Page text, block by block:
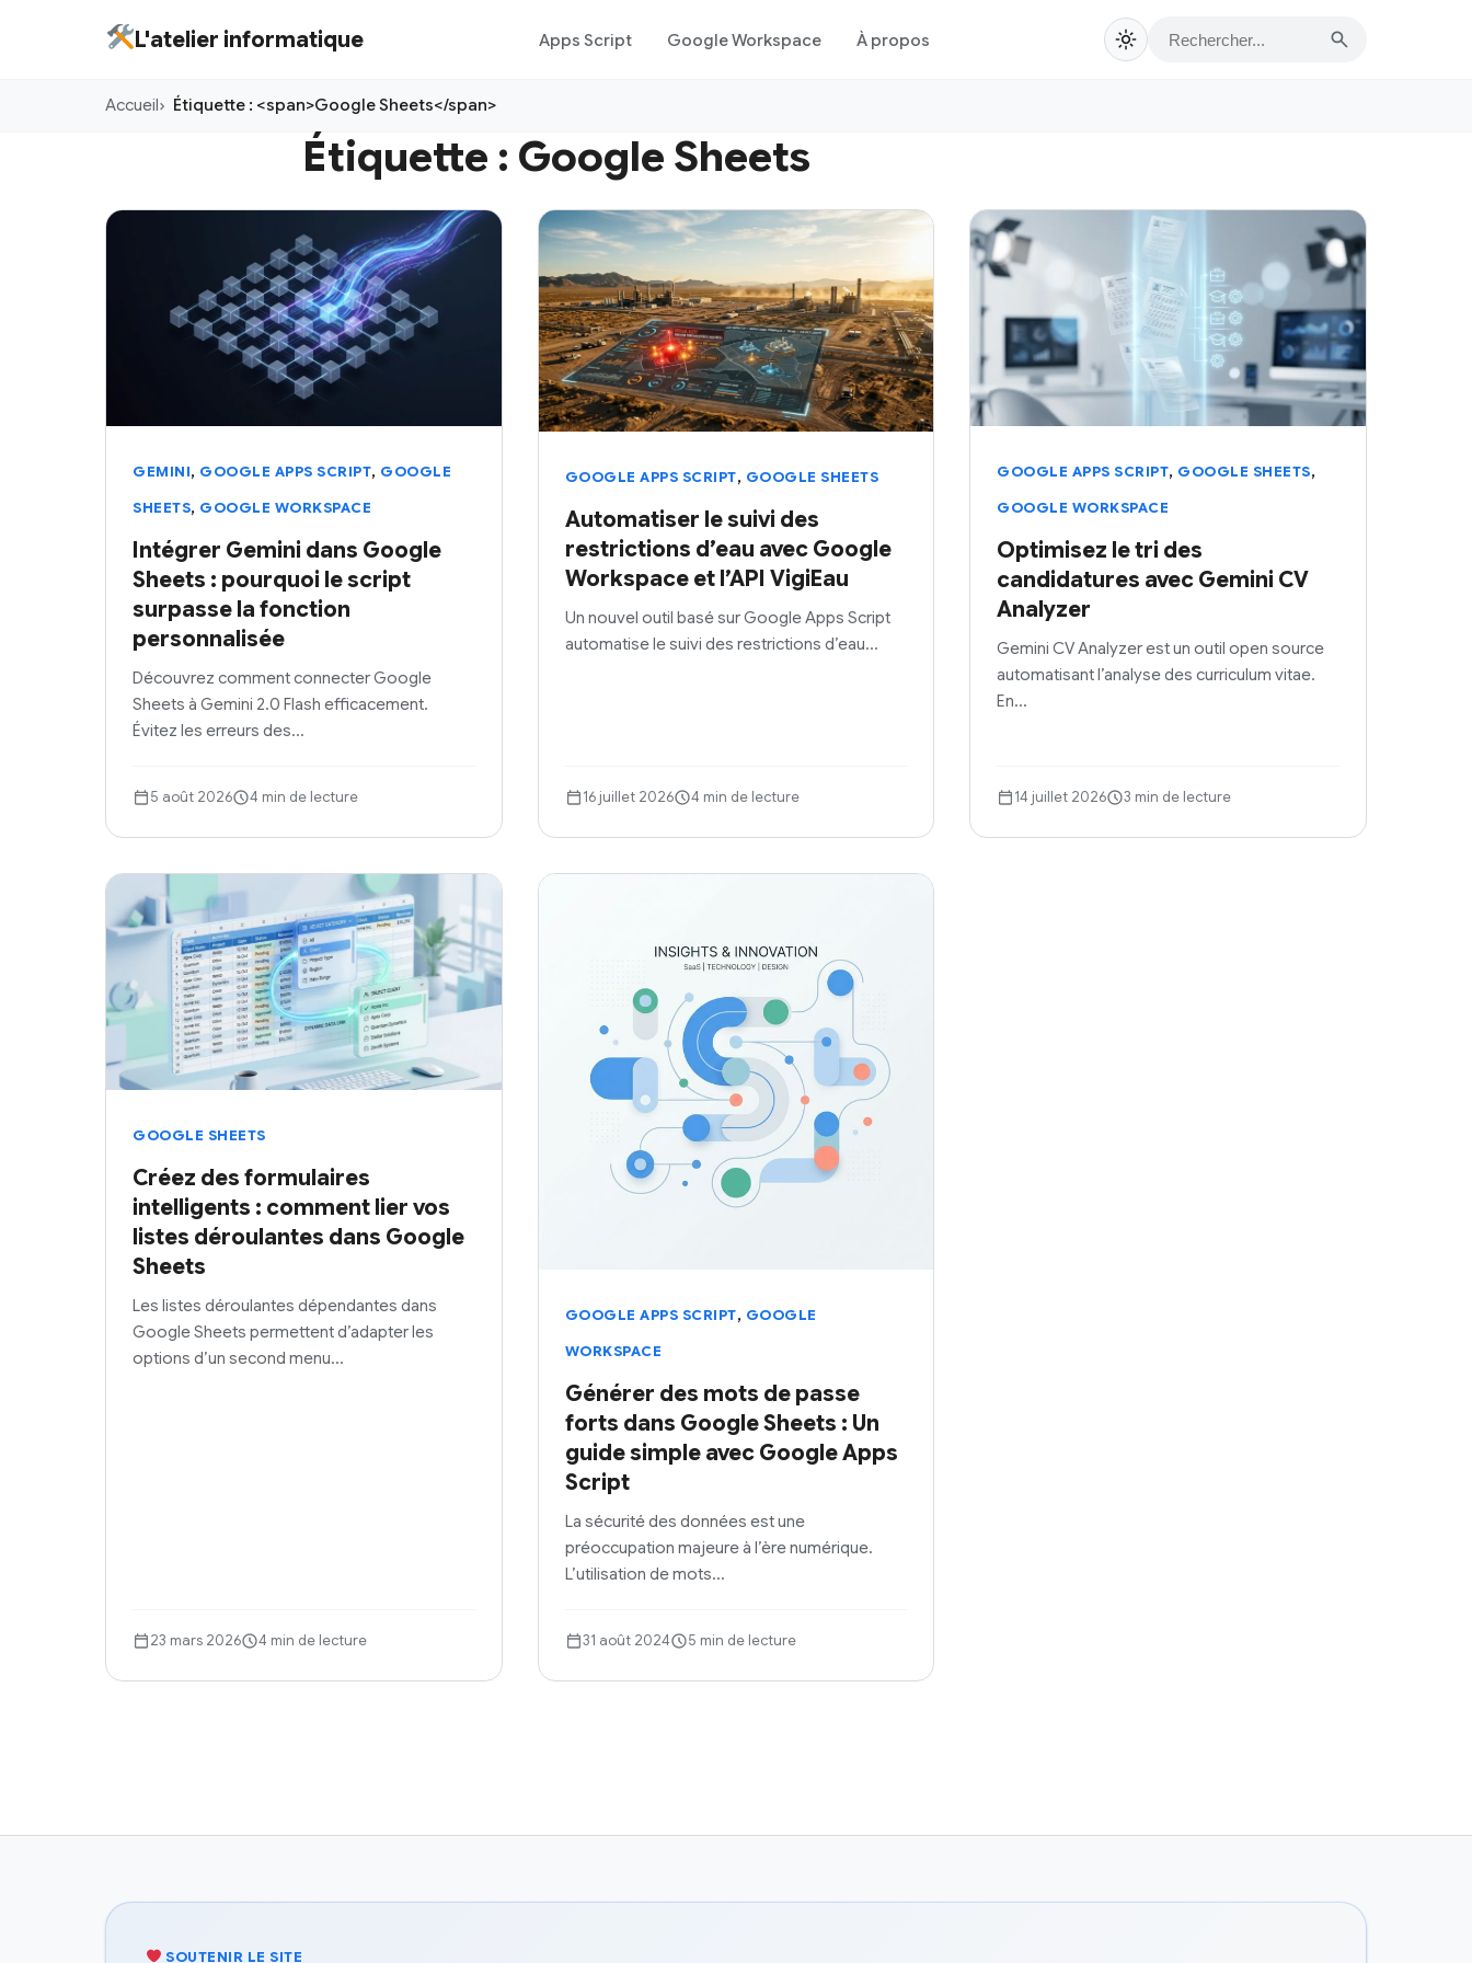
L'atelier informatique Apps Script Google Workspace À propos
Accueil Étiquette : <span>Google Sheets</span>
Étiquette : Google Sheets
GEMINI, GOOGLE APPS SCRIPT, GOOGLE
SHEETS, GOOGLE WORKSPACE
Intégrer Gemini dans Google
Sheets : pourquoi le script
surpasse la fonction
personnalisée
Découvrez comment connecter Google
Sheets à Gemini 2.0 Flash efficacement.
Évitez les erreurs des…
5 août 2026 4 min de lecture
GOOGLE APPS SCRIPT, GOOGLE SHEETS
Automatiser le suivi des
restrictions d’eau avec Google
Workspace et l’API VigiEau
Un nouvel outil basé sur Google Apps Script
automatise le suivi des restrictions d’eau…
16 juillet 2026 4 min de lecture
GOOGLE APPS SCRIPT, GOOGLE SHEETS,
GOOGLE WORKSPACE
Optimisez le tri des
candidatures avec Gemini CV
Analyzer
Gemini CV Analyzer est un outil open source
automatisant l’analyse des curriculum vitae.
En…
14 juillet 2026 3 min de lecture
GOOGLE SHEETS
Créez des formulaires
intelligents : comment lier vos
listes déroulantes dans Google
Sheets
Les listes déroulantes dépendantes dans
Google Sheets permettent d’adapter les
options d’un second menu…
23 mars 2026 4 min de lecture
GOOGLE APPS SCRIPT, GOOGLE
WORKSPACE
Générer des mots de passe
forts dans Google Sheets : Un
guide simple avec Google Apps
Script
La sécurité des données est une
préoccupation majeure à l’ère numérique.
L’utilisation de mots…
31 août 2024 5 min de lecture
SOUTENIR LE SITE